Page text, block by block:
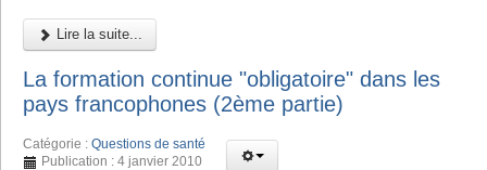
Lire la suite...
La formation continue "obligatoire" dans les
pays francophones (2ème partie)
Catégorie : Questions de santé
Publication : 4 janvier 2010